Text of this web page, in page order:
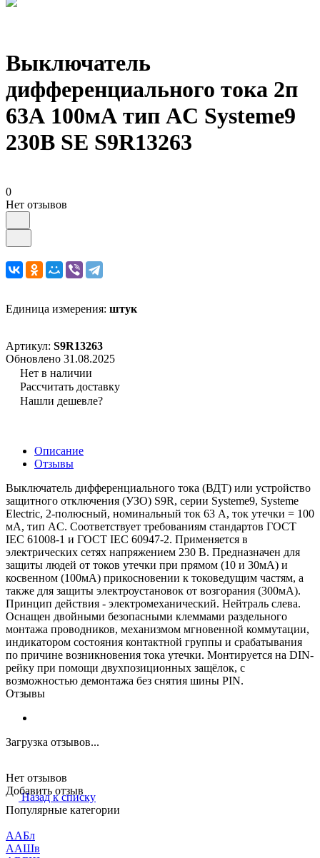
Выключатель
дифференциального тока 2п
63А 100мА тип AC Systeme9
230В SE S9R13263
0
Нет отзывов
Единица измерения: штук
Артикул: S9R13263
Обновлено 31.08.2025
Нет в наличии
Рассчитать доставку
Нашли дешевле?
Описание
Отзывы
Выключатель дифференциального тока (ВДТ) или устройство
защитного отключения (УЗО) S9R, серии Systeme9, Systeme
Electric, 2-полюсный, номинальный ток 63 А, ток утечки = 100
мА, тип AC. Соответствует требованиям стандартов ГОСТ
IEC 61008-1 и ГОСТ IEC 60947-2. Применяется в
электрических сетях напряжением 230 В. Предназначен для
защиты людей от токов утечки при прямом (10 и 30мА) и
косвенном (100мА) прикосновении к токоведущим частям, а
также для защиты электроустановок от возгорания (300мА).
Принцип действия - электромеханический. Нейтраль слева.
Оснащен двойными безопасными клеммами раздельного
монтажа проводников, механизмом мгновенной коммутации,
индикатором состояния контактной группы и срабатывания
по причине возникновения тока утечки. Монтируется на DIN-
рейку при помощи двухпозиционных защёлок, с
возможностью демонтажа без снятия шины PIN.
Отзывы
Загрузка отзывов...
Нет отзывов
Добавить отзыв
Назад к списку
Популярные категории
ААБл
ААШв